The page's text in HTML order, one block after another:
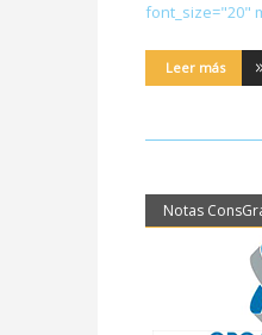
font_size="20"
Leer más
Notas